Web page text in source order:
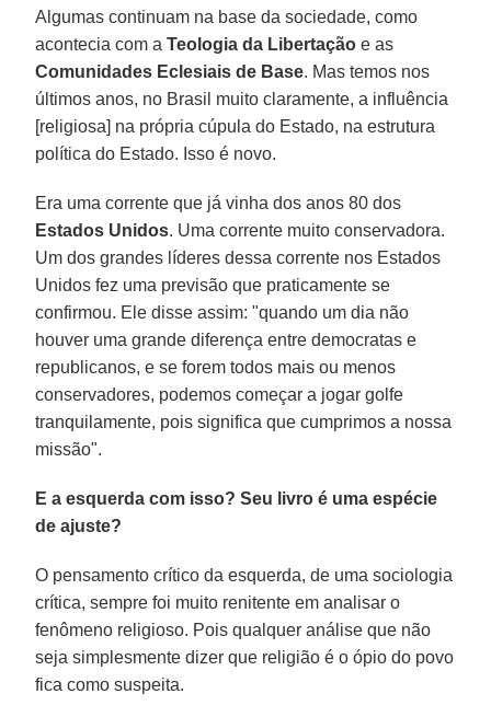
Algumas continuam na base da sociedade, como
acontecia com aTeologia da Libertação e as
Comunidades Eclesiais de Base. Mas temos nos
últimos anos, no Brasil muito claramente, a influência
[religiosa] na própria cúpula do Estado, na estrutura
política do Estado. Isso é novo.
Era uma corrente que já vinha dos anos 80 dos
Estados Unidos. Uma corrente muito conservadora.
Um dos grandes líderes dessa corrente nos Estados
Unidos fez uma previsão que praticamente se
confirmou. Ele disse assim: "quando um dia não
houver uma grande diferença entre democratas e
republicanos, e se forem todos mais ou menos
conservadores, podemos começar a jogar golfe
tranquilamente, pois significa que cumprimos a nossa
missão".
E a esquerda com isso? Seu livro é uma espécie
de ajuste?
O pensamento crítico da esquerda, de uma sociologia
crítica, sempre foi muito renitente em analisar o
fenômeno religioso. Pois qualquer análise que não
seja simplesmente dizer que religião é o ópio do povo
fica como suspeita.